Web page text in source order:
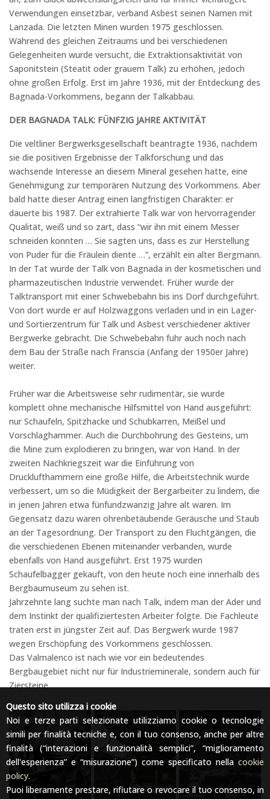
Verwendungen einsetzbar, verband Asbest seinen Namen mit
Lanzada. Die letzten Minen wurden 1975 geschlossen.
Während des gleichen Zeitraums und bei verschiedenen
Gelegenheiten wurde versucht, die Extraktionsaktivität von
Saponitstein (Steatit oder grauem Talk) zu erhöhen, jedoch
ohne großen Erfolg. Erst im Jahre 1936, mit der Entdeckung des
Bagnada-Vorkommens, begann der Talkabbau.
DER BAGNADA TALK: FÜNFZIG JAHRE AKTIVITÄT
Die veltliner Bergwerksgesellschaft beantragte 1936, nachdem
sie die positiven Ergebnisse der Talkforschung und das
wachsende Interesse an diesem Mineral gesehen hatte, eine
Genehmigung zur temporären Nutzung des Vorkommens. Aber
bald hatte dieser Antrag einen langfristigen Charakter: er
dauerte bis 1987. Der extrahierte Talk war von hervorragender
Qualität, weiß und so zart, dass “wir ihn mit einem Messer
schneiden konnten … Sie sagten uns, dass es zur Herstellung
von Puder für die Fräulein diente …”, erzählt ein alter Bergmann.
In der Tat wurde der Talk von Bagnada in der kosmetischen und
pharmazeutischen Industrie verwendet. Früher wurde der
Talktransport mit einer Schwebebahn bis ins Dorf durchgeführt.
Von dort wurde er auf Holzwaggons verladen und in ein Lager-
und Sortierzentrum für Talk und Asbest verschiedener aktiver
Bergwerke gebracht. Die Schwebebahn fuhr auch noch nach
dem Bau der Straße nach Franscia (Anfang der 1950er Jahre)
weiter.
Früher war die Arbeitsweise sehr rudimentär, sie wurde
komplett ohne mechanische Hilfsmittel von Hand ausgeführt:
nur Schaufeln, Spitzhacke und Schubkarren, Meißel und
Vorschlaghammer. Auch die Durchbohrung des Gesteins, um
die Mine zum explodieren zu bringen, war von Hand. In der
zweiten Nachkriegszeit war die Einführung von
Drucklufthammern eine große Hilfe, die Arbeitstechnik wurde
verbessert, um so die Müdigkeit der Bergarbeiter zu lindern, die
in jenen Jahren etwa fünfundzwanzig Jahre alt waren. Im
Gegensatz dazu waren ohrenbetäubende Geräusche und Staub
an der Tagesordnung. Der Transport zu den Fluchtgängen, die
die verschiedenen Ebenen miteinander verbanden, wurde
ebenfalls von Hand ausgeführt. Erst 1975 wurden
Schaufelbagger gekauft, von den heute noch eine innerhalb des
Bergbaumuseum zu sehen ist.
Jahrzehnte lang suchte man nach Talk, indem man der Ader und
dem Instinkt der qualifiziertesten Arbeiter folgte. Die Fachleute
traten erst in jüngster Zeit auf. Das Bergwerk wurde 1987
wegen Erschöpfung des Vorkommens geschlossen.
Das Valmalenco ist nach wie vor ein bedeutendes
Bergbaugebiet nicht nur für Industrieminerale, sondern auch für
Ziersteine.
Questo sito utilizza i cookie
Noi e terze parti selezionate utilizziamo cookie o tecnologie
simili per finalità tecniche e, con il tuo consenso, anche per altre
finalità (“interazioni e funzionalità semplici”, “miglioramento
dell'esperienza” e “misurazione”) come specificato nella cookie
policy.
Puoi liberamente prestare, rifiutare o revocare il tuo consenso, in